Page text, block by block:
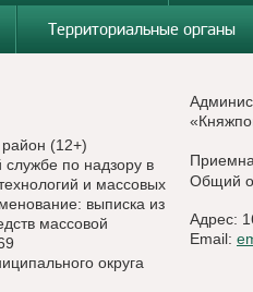
Территориальные органы
(12+)
по надзору в
и массовых
выписка из
массовой
округа
Общий
Адрес:
Email: